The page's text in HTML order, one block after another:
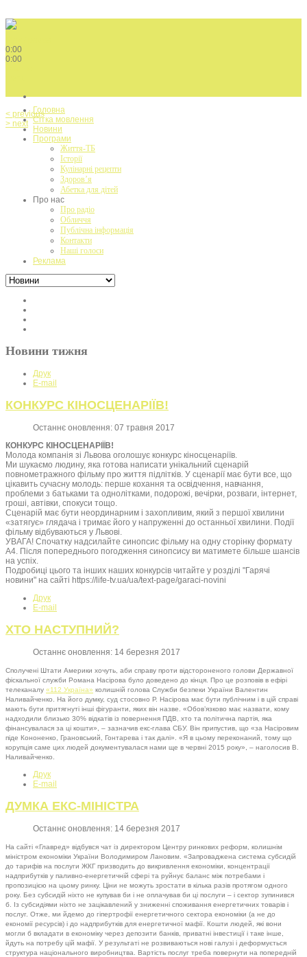
0:00
0:00
< previous
> next
Головна
Сітка мовлення
Новини
Програми
Життя-ТБ
Історії
Кулінарні рецепти
Здоров’я
Абетка для дітей
Про нас
Про радіо
Обличчя
Публічна інформація
Контакти
Наші голоси
Реклама
Новини тижня
Друк
E-mail
КОНКУРС КІНОСЦЕНАРІЇВ!
Останнє оновлення: 07 травня 2017
КОНКУРС КІНОСЦЕНАРІЇВ!
Молода компанія зі Львова оголошує конкурс кіносценаріїв.
Ми шукаємо людину, яка готова написати унікальний сценарій
повнометражного фільму про життя підлітків. У сценарії має бути все, що
цікавить сучасну молодь: перше кохання та освідчення, навчання,
проблеми з батьками та однолітками, подорожі, вечірки, розваги, інтернет,
гроші, автівки, спокуси тощо.
Сценарій має бути неординарним і захопливим, який з першої хвилини
«затягує» глядача і тримає його у напруженні до останньої хвилини. Події
фільму відбуваються у Львові.
УВАГА! Спочатку надсилайте синопсис фільму на одну сторінку формату
А4. Після попереднього погодження синопсису ви матимете більше шансів
на успіх.
Подробиці цього та інших наших конкурсів читайте у розділі "Гарячі
новини" на сайті https://life-tv.ua/ua/text-page/garaci-novini
Друк
E-mail
ХТО НАСТУПНИЙ?
Останнє оновлення: 14 березня 2017
Сполучені Штати Америки хочуть, аби справу проти відстороненого голови Державної
фіскальної служби Романа Насірова було доведено до кінця. Про це розповів в ефірі
телеканалу «112 Україна» колишній голова Служби безпеки України Валентин
Наливайченко. На його думку, суд стосовно Р. Насірова має бути публічним і в цій справі
мають бути притягнуті інші фігуранти, яких він назве. «Обов’язково має назвати, кому
надходили близько 30% відкатів із повернення ПДВ, хто та політична партія, яка
фінансувалася за ці кошти», – зазначив екс-глава СБУ. Він припустив, що «за Насіровим
піде Кононенко, Грановський, Гонтарева і так далі». «Я в цьому переконаний, тому що
корупція саме цих людей документувалася нами ще в червні 2015 року», – наголосив В.
Наливайченко.
Друк
E-mail
ДУМКА ЕКС-МІНІСТРА
Останнє оновлення: 14 березня 2017
На сайті «Главред» відбувся чат із директором Центру ринкових реформ, колишнім
міністром економіки України Володимиром Лановим. «Запроваджена система субсидій
до тарифів на послуги ЖКГ призводить до викривлення економіки, концентрації
надприбутків у паливно-енергетичній сфері та руйнує баланс між потребами і
пропозицією на цьому ринку. Ціни не можуть зростати в кілька разів протягом одного
року. Без субсидій ніхто не купував би і не оплачував би ці послуги – і сектор зупинився
б. Із субсидіями ніхто не зацікавлений у зниженні споживання енергетичних товарів і
послуг. Отже, ми йдемо до гіпертрофії енергетичного сектора економіки (а не до
економії ресурсів) і до надприбутків для енергетичної мафії. Кошти людей, які вони
могли б вкладати в економіку через депозити банків, приватні інвестиції і таке інше,
йдуть на потребу цій мафії. У результаті не розвиваються нові галузі і деформується
структура національного виробництва. Вартість послуг треба повернути на попередній